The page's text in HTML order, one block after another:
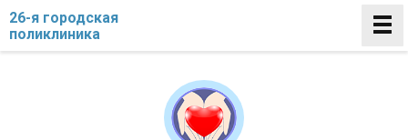
26-я городская
поликлиника